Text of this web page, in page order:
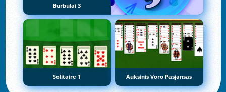
Burbulai 3
Solitaire 1 Auksinis Voro Pasjansas